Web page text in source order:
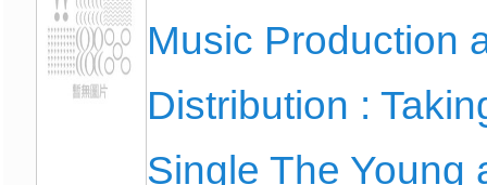
Music Production
Distribution :
Single The Young